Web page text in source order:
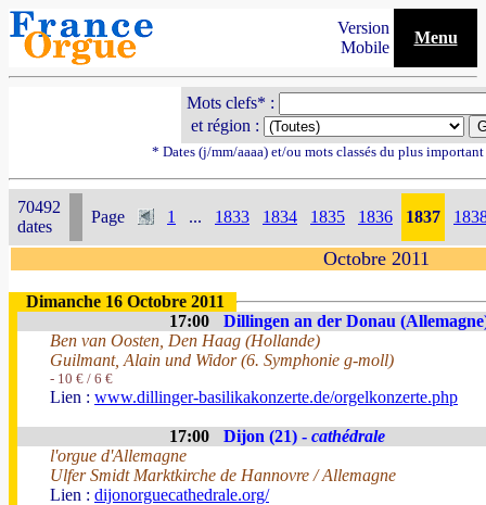
Version
Mobile
Menu
Mots clefs* :
et région :
* Dates (j/mm/aaaa) et/ou mots classés du plus
70492
dates
Page 1 ... 1833 1834 1835 1836 1837
Octobre 2011
Dimanche 16 Octobre 2011
17:00
Dillingen an der Donau
Ben van Oosten, Den Haag (Hollande)
Guilmant, Alain und Widor (6. Symphonie g-moll)
- 10 € / 6 €
Lien : www.dillinger-basilikakonzerte.de/orgelkonzerte.php
17:00 Dijon (21) - cathédrale
l'orgue d'Allemagne
Ulfer Smidt Marktkirche de Hannovre / Allemagne
Lien : dijonorguecathedrale.org/